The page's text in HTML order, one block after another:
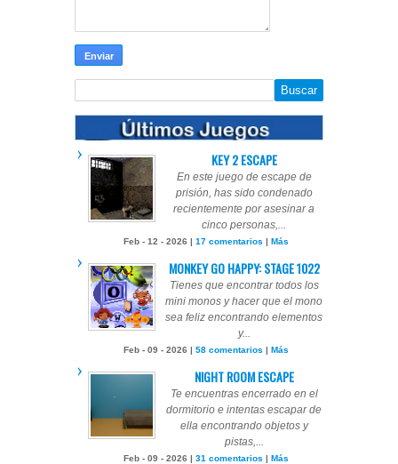
KEY 2 ESCAPE
En este juego de escape de
prisión, has sido condenado
recientemente por asesinar a
cinco personas,...
Feb - 12 - 2026 | 17 comentarios | Más
MONKEY GO HAPPY: STAGE 1022
Tienes que encontrar todos los
mini monos y hacer que el mono
sea feliz encontrando elementos
y...
Feb - 09 - 2026 | 58 comentarios | Más
NIGHT ROOM ESCAPE
Te encuentras encerrado en el
dormitorio e intentas escapar de
ella encontrando objetos y
pistas,...
Feb - 09 - 2026 | 31 comentarios | Más